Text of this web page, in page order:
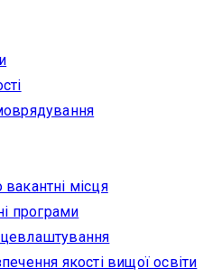
місця
програми
якості вищої освіти